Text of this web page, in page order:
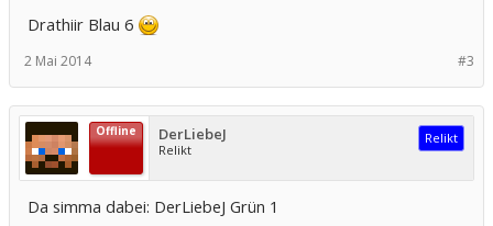
Drathiir Blau 6
#3
2 Mai 2014
Offline DerLiebeJ
Relikt
Relikt
Da simma dabei: DerLiebeJ Grün 1